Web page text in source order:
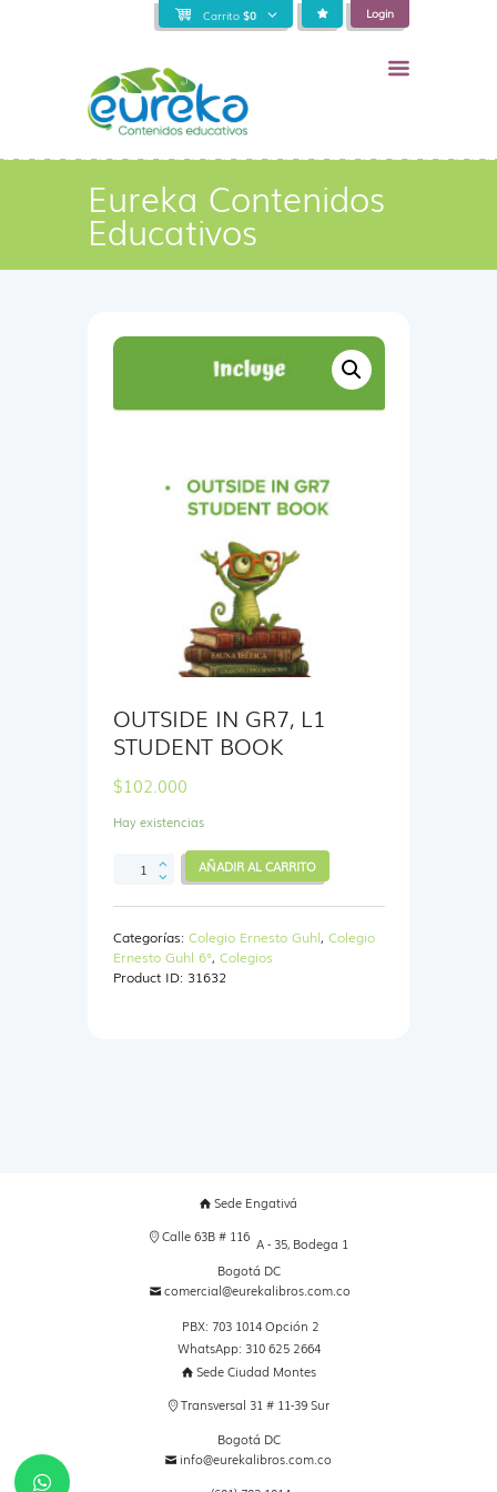
Carrito $0 Login
Eureka Contenidos
Educativos
OUTSIDE IN GR7, L1
STUDENT BOOK
$102.000
Hay existencias
OUTSIDE
GR7,
STUDENT
BOOK
cantidad
AÑADIR AL CARRITO
Categorías: Colegio Ernesto Guhl, Colegio
Ernesto Guhl 6°, Colegios
Product ID: 31632
Sede Engativá
Calle 63B # 116 A - 35, Bodega 1
Bogotá DC
comercial@eurekalibros.com.co
PBX: 703 1014 Opción 2
WhatsApp: 310 625 2664
Sede Ciudad Montes
Transversal 31 # 11-39 Sur
Bogotá DC
info@eurekalibros.com.co